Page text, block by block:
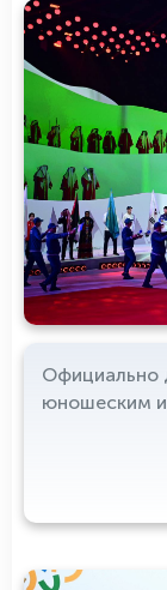
Официально
юношеским